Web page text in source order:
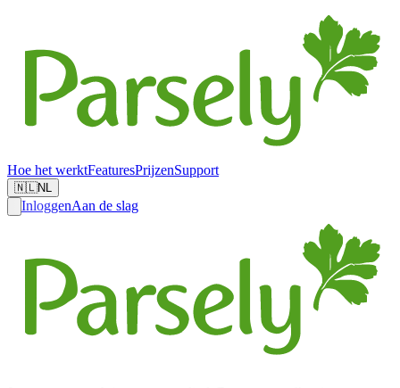
Hoe het werktFeaturesPrijzenSupport
🇳🇱NL
InloggenAan de slag